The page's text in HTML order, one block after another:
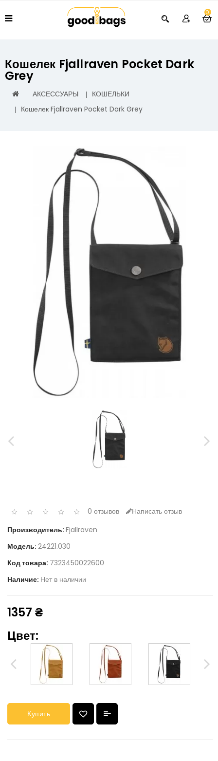
0
Кошелек Fjallraven Pocket Dark
Grey
АКСЕССУАРЫ
КОШЕЛЬКИ
Кошелек Fjallraven Pocket Dark Grey
0 отзывов
Написать отзыв
Производитель: Fjallraven
Модель: 24221.030
Код товара: 7323450022600
Наличие: Нет в наличии
1357 ₴
Цвет:
Купить